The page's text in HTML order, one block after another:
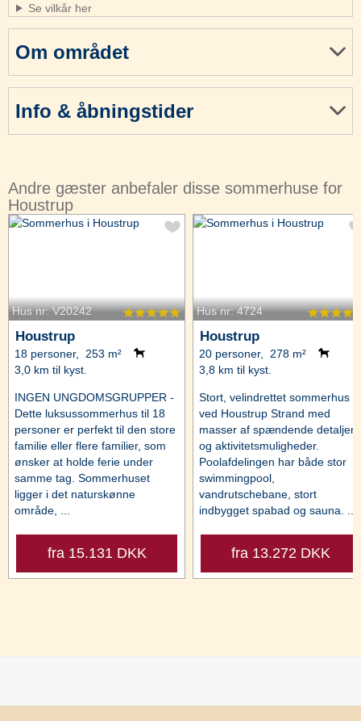
Om området
Info & åbningstider
Se vilkår her
Andre gæster anbefaler disse sommerhuse for
Houstrup
Hus nr: V20242
Houstrup
18 personer, 253 m²
3,0 km til kyst.
INGEN UNGDOMSGRUPPER -
Dette luksussommerhus til 18
personer er perfekt til den store
familie eller flere familier, som
ønsker at holde ferie under
samme tag. Sommerhuset
ligger i det naturskønne
område, ...
fra 15.131 DKK
Hus nr: 4724
Houstrup
20 personer, 278 m²
3,8 km til kyst.
Stort, velindrettet sommerhus
ved Houstrup Strand med
masser af spændende detaljer
og aktivitetsmuligheder.
Poolafdelingen har både stor
swimmingpool,
vandrutschebane, stort
indbygget spabad og sauna. ...
fra 13.272 DKK